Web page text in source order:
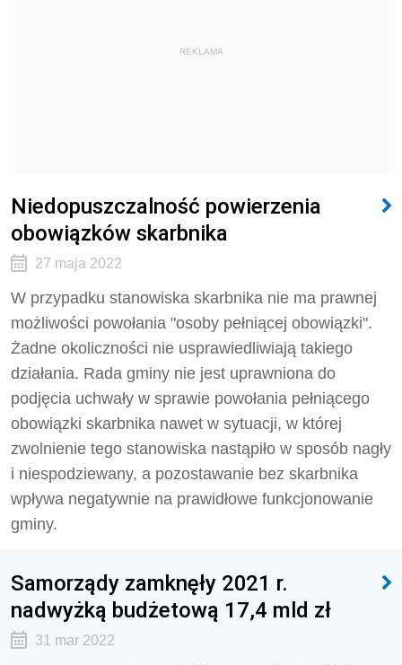
REKLAMA
Niedopuszczalność powierzenia
obowiązków skarbnika
27 maja 2022
W przypadku stanowiska skarbnika nie ma prawnej
możliwości powołania "osoby pełniącej obowiązki".
Żadne okoliczności nie usprawiedliwiają takiego
działania. Rada gminy nie jest uprawniona do
podjęcia uchwały w sprawie powołania pełniącego
obowiązki skarbnika nawet w sytuacji, w której
zwolnienie tego stanowiska nastąpiło w sposób nagły
i niespodziewany, a pozostawanie bez skarbnika
wpływa negatywnie na prawidłowe funkcjonowanie
gminy.
Samorządy zamknęły 2021 r.
nadwyżką budżetową 17,4 mld zł
31 mar 2022